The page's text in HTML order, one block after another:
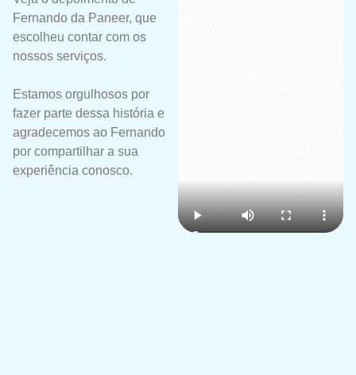
Fernando da Paneer, que
escolheu contar com os
nossos serviços.
Estamos orgulhosos por
fazer parte dessa história e
agradecemos ao Fernando
por compartilhar a sua
experiência conosco.